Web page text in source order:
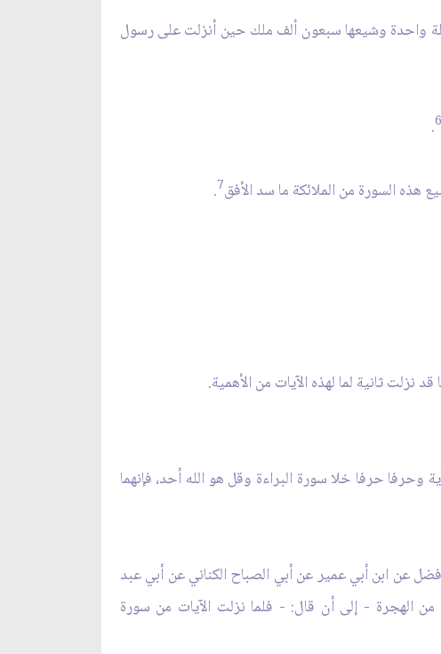
واحدة وشيعها سبعون ألف ملك حين أنزلت على رسول
6
.
7
.
نزلت ثانية لما لهذه الآيات من الأهمية.
وحرفا حرفا خلا سورة البراءة وقل هو الله أحد، فإنهما
عن ابن أبي عمير عن أبي الصباح الكناني عن أبي عبد
الهجرة - إلى أن قال: - فلما نزلت الآيات من سورة